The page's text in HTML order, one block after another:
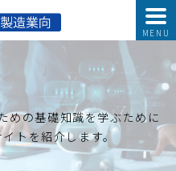
めの基礎知識を学ぶために
トを紹介します。